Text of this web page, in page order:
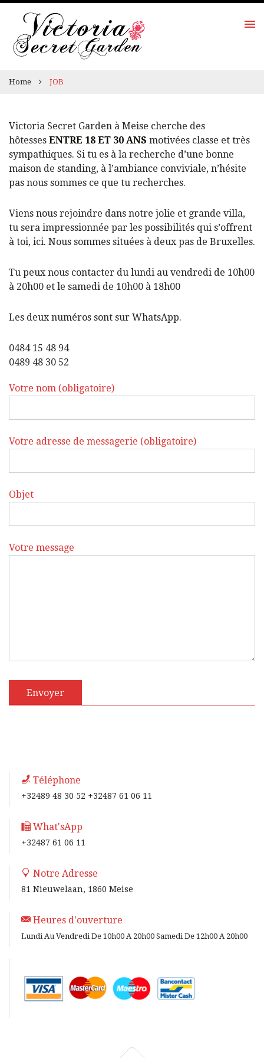
Home JOB
Victoria Secret Garden à Meise cherche des
hôtesses ENTRE 18 ET 30 ANS motivées classe et très
sympathiques. Si tu es à la recherche d’une bonne
maison de standing, à l’ambiance conviviale, n’hésite
pas nous sommes ce que tu recherches.
Viens nous rejoindre dans notre jolie et grande villa,
tu sera impressionnée par les possibilités qui s’offrent
à toi, ici. Nous sommes situées à deux pas de Bruxelles.
Tu peux nous contacter du lundi au vendredi de 10h00
à 20h00 et le samedi de 10h00 à 18h00
Les deux numéros sont sur WhatsApp.
0484 15 48 94
0489 48 30 52
Votre nom (obligatoire)
Votre adresse de messagerie (obligatoire)
Objet
Votre message
Téléphone
+32489 48 30 52 +32487 61 06 11
What'sApp
+32487 61 06 11
Notre Adresse
81 Nieuwelaan, 1860 Meise
Heures d'ouverture
Lundi Au Vendredi De 10h00 A 20h00 Samedi De 12h00 A 20h00